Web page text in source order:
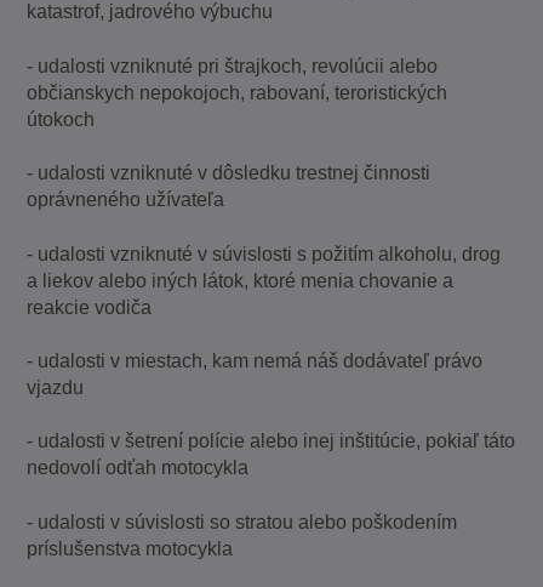
katastrof, jadrového výbuchu
- udalosti vzniknuté pri štrajkoch, revolúcii alebo
občianskych nepokojoch, rabovaní, teroristických
útokoch
- udalosti vzniknuté v dôsledku trestnej činnosti
oprávneného užívateľa
- udalosti vzniknuté v súvislosti s požitím alkoholu, drog
a liekov alebo iných látok, ktoré menia chovanie a
reakcie vodiča
- udalosti v miestach, kam nemá náš dodávateľ právo
vjazdu
- udalosti v šetrení polície alebo inej inštitúcie, pokiaľ táto
nedovolí odťah motocykla
- udalosti v súvislosti so stratou alebo poškodením
príslušenstva motocykla